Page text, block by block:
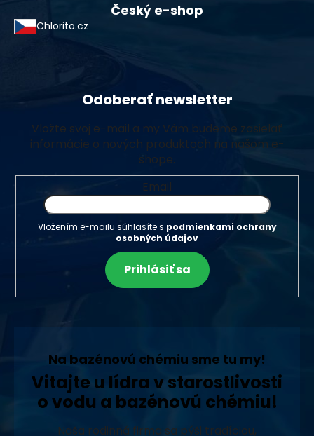
Český e-shop
Chlorito.cz
Odoberať newsletter
Vložte svoj e-mail a my Vám budeme zasielať
informácie o nových produktoch na našom e-
shope.
Email
Vložením e-mailu súhlasíte s podmienkami ochrany
osobných údajov
Prihlásiť sa
Na bazénovú chémiu sme tu my!
Vitajte u lídra v starostlivosti
o vodu a bazénovú chémiu!
Naša rodinná firma sa pýši tradíciou,